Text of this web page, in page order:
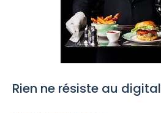
Rien ne résiste au digital